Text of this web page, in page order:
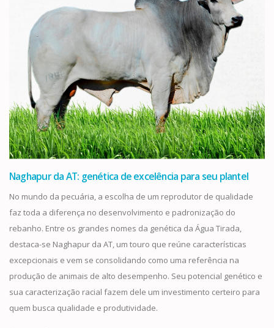
Naghapur da AT: genética de excelência para seu plantel
No mundo da pecuária, a escolha de um reprodutor de qualidade
faz toda a diferença no desenvolvimento e padronização do
rebanho. Entre os grandes nomes da genética da Água Tirada,
destaca-se Naghapur da AT, um touro que reúne características
excepcionais e vem se consolidando como uma referência na
produção de animais de alto desempenho. Seu potencial genético e
sua caracterização racial fazem dele um investimento certeiro para
quem busca qualidade e produtividade.